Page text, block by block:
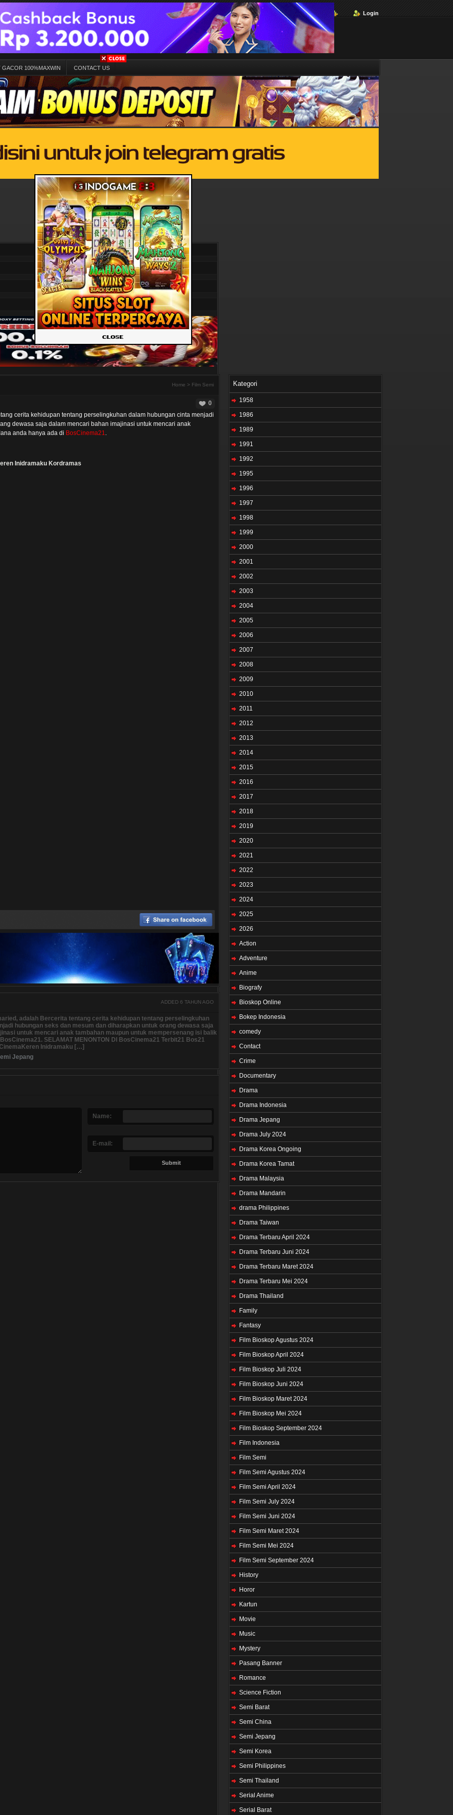
Login
GACOR 100%MAXWIN CONTACT US
Home > Film Semi
0
cerita kehidupan tentang perselingkuhan dalam hubungan cinta menjadi
dewasa saja dalam mencari bahan imajinasi untuk mencari anak
anda hanya ada di BosCinema21.
Inidramaku Kordramas
ADDED 6 TAHUN AGO
adalah Bercerita tentang cerita kehidupan tentang perselingkuhan
hubungan seks dan mesum dan diharapkan untuk orang dewasa saja
untuk mencari anak tambahan maupun untuk mempersenang isi balik
SELAMAT MENONTON DI BosCinema21 Terbit21 Bos21
Inidramaku […]
Jepang
Name:
E-mail:
Kategori
1958
1986
1989
1991
1992
1995
1996
1997
1998
1999
2000
2001
2002
2003
2004
2005
2006
2007
2008
2009
2010
2011
2012
2013
2014
2015
2016
2017
2018
2019
2020
2021
2022
2023
2024
2025
2026
Action
Adventure
Anime
Biografy
Bioskop Online
Bokep Indonesia
comedy
Contact
Crime
Documentary
Drama
Drama Indonesia
Drama Jepang
Drama July 2024
Drama Korea Ongoing
Drama Korea Tamat
Drama Malaysia
Drama Mandarin
drama Philippines
Drama Taiwan
Drama Terbaru April 2024
Drama Terbaru Juni 2024
Drama Terbaru Maret 2024
Drama Terbaru Mei 2024
Drama Thailand
Family
Fantasy
Film Bioskop Agustus 2024
Film Bioskop April 2024
Film Bioskop Juli 2024
Film Bioskop Juni 2024
Film Bioskop Maret 2024
Film Bioskop Mei 2024
Film Bioskop September 2024
Film Indonesia
Film Semi
Film Semi Agustus 2024
Film Semi April 2024
Film Semi July 2024
Film Semi Juni 2024
Film Semi Maret 2024
Film Semi Mei 2024
Film Semi September 2024
History
Horor
Kartun
Movie
Music
Mystery
Pasang Banner
Romance
Science Fiction
Semi Barat
Semi China
Semi Jepang
Semi Korea
Semi Philippines
Semi Thailand
Serial Anime
Serial Barat